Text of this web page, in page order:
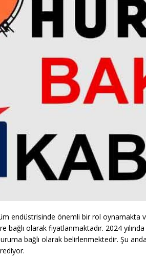
endüstrisinde önemli bir rol oynamakta
bağlı olarak fiyatlanmaktadır. 2024
bağlı olarak belirlenmektedir. Şu